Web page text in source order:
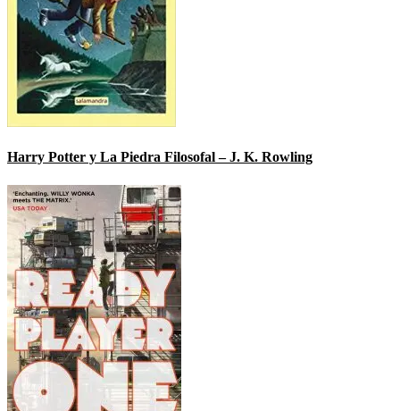
Harry Potter y La Piedra Filosofal – J. K. Rowling